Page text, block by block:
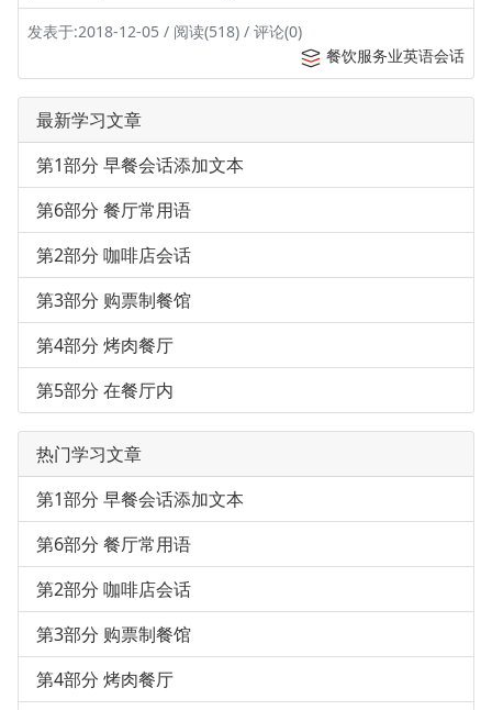
发表于:2018-12-05 / 阅读(518) / 评论(0)
餐饮服务业英语会话
最新学习文章
第1部分 早餐会话添加文本
第6部分 餐厅常用语
第2部分 咖啡店会话
第3部分 购票制餐馆
第4部分 烤肉餐厅
第5部分 在餐厅内
热门学习文章
第1部分 早餐会话添加文本
第6部分 餐厅常用语
第2部分 咖啡店会话
第3部分 购票制餐馆
第4部分 烤肉餐厅